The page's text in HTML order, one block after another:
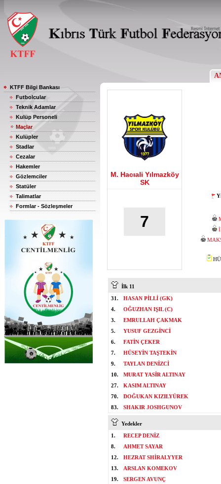
KTFF Bilgi Bankası
Futbolcular
Teknik Adamlar
Kulüp Personeli
Maçlar
Kulüpler
Stadlar
Cezalar
Hakemler
Gözlemciler
Statüler
Talimatlar
Formlar - Sözleşmeler
M. Hacıali Yılmazköy
SK
7
İlk 11
31.
HASAN PİLLİ (GK)
4.
OĞUZHAN IŞIL (C)
3.
EMRULLAH ÇAKMAK
5.
YUSUF GEZGİNCİ
6.
FATİN ÇEKER
7.
HÜSEYİN TAŞTEKİN
9.
TAYLAN DENİZCİ
10.
MURAT YASİR ALTINAY
27.
KASIM ALTINAY
70.
DOĞUKAN KIZILYÜREK
83.
SHAKIR JOSHGUNOV
Yedekler
1.
RECEP DENİZ
8.
AHMET SAYAR
12.
HEZRAT SHİRALYYER
13.
ARSLAN KOMEKOV
19.
SERGEN AVUNÇ